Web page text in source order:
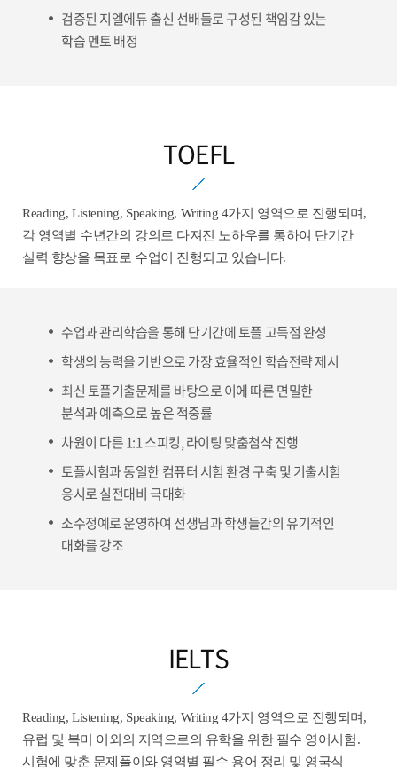
검증된 지엘에듀 출신 선배들로 구성된 책임감 있는
학습 멘토 배정
TOEFL
Reading, Listening, Speaking, Writing 4가지 영역으로 진행되며,
각 영역별 수년간의 강의로 다져진 노하우를 통하여 단기간
실력 향상을 목표로 수업이 진행되고 있습니다.
수업과 관리학습을 통해 단기간에 토플 고득점 완성
학생의 능력을 기반으로 가장 효율적인 학습전략 제시
최신 토플기출문제를 바탕으로 이에 따른 면밀한
분석과 예측으로 높은 적중률
차원이 다른 1:1 스피킹, 라이팅 맞춤첨삭 진행
토플시험과 동일한 컴퓨터 시험 환경 구축 및 기출시험
응시로 실전대비 극대화
소수정예로 운영하여 선생님과 학생들간의 유기적인
대화를 강조
IELTS
Reading, Listening, Speaking, Writing 4가지 영역으로 진행되며,
유럽 및 북미 이외의 지역으로의 유학을 위한 필수 영어시험.
시험에 맞춘 문제풀이와 영역별 필수 용어 정리 및 영국식